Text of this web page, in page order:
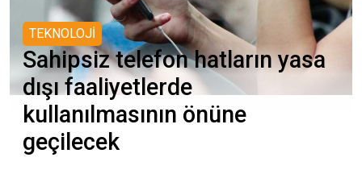
TEKNOLOJİ
Sahipsiz telefon hatların yasa
dışı faaliyetlerde
kullanılmasının önüne
geçilecek